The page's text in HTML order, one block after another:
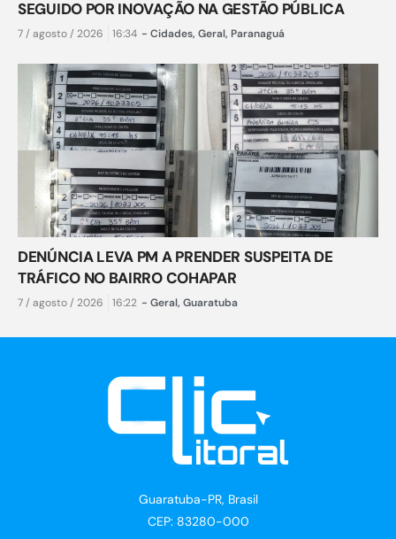
SEGUIDO POR INOVAÇÃO NA GESTÃO PÚBLICA
7 / agosto / 2026 16:34 - Cidades, Geral, Paranaguá
DENÚNCIA LEVA PM A PRENDER SUSPEITA DE
TRÁFICO NO BAIRRO COHAPAR
7 / agosto / 2026 16:22 - Geral, Guaratuba
Guaratuba-PR, Brasil
CEP: 83280-000